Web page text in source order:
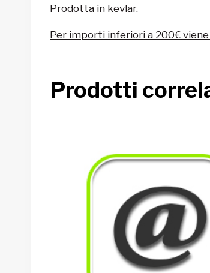
Prodotta in kevlar.
Per importi inferiori a 200€
Prodotti